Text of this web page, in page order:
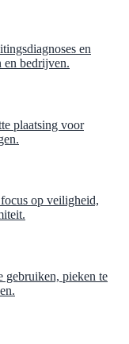
en
en bedrijven.
plaatsing voor
op veiligheid,
gebruiken, pieken te